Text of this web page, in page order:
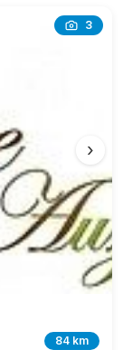
3
›
84 km